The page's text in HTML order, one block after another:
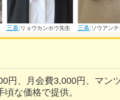
三条:リョウカンホウ先生 三条:ソウアンテキ
円、月会費3,000円、マン
な価格で提供。